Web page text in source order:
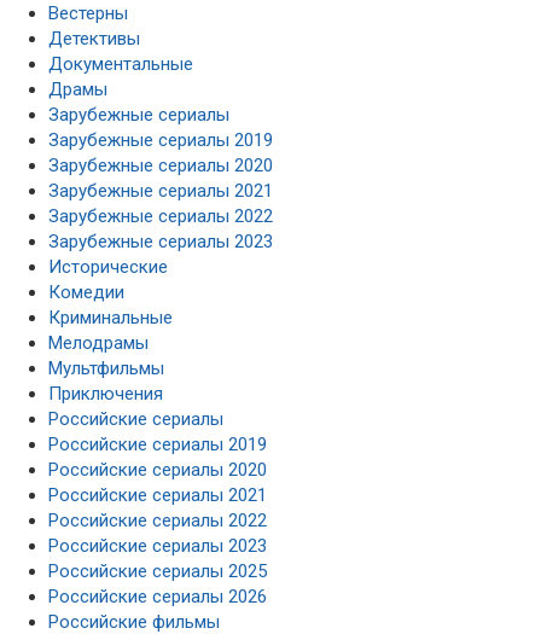
Вестерны
Детективы
Документальные
Драмы
Зарубежные сериалы
Зарубежные сериалы 2019
Зарубежные сериалы 2020
Зарубежные сериалы 2021
Зарубежные сериалы 2022
Зарубежные сериалы 2023
Исторические
Комедии
Криминальные
Мелодрамы
Мультфильмы
Приключения
Российские сериалы
Российские сериалы 2019
Российские сериалы 2020
Российские сериалы 2021
Российские сериалы 2022
Российские сериалы 2023
Российские сериалы 2025
Российские сериалы 2026
Российские фильмы